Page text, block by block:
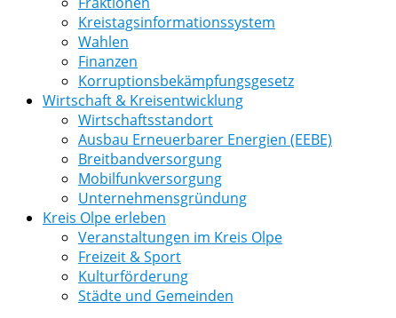
Kreistagsinformationssystem
Wahlen
Finanzen
Korruptionsbekämpfungsgesetz
Wirtschaft & Kreisentwicklung
Wirtschaftsstandort
Ausbau Erneuerbarer Energien (EEBE)
Breitbandversorgung
Mobilfunkversorgung
Unternehmensgründung
Kreis Olpe erleben
Veranstaltungen im Kreis Olpe
Freizeit & Sport
Kulturförderung
Städte und Gemeinden